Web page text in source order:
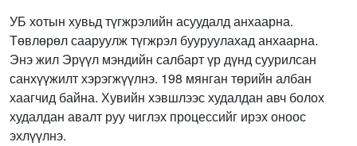
УБ хотын хувьд түгжрэлийн асуудалд анхаарна.
Төвлөрөл сааруулж түгжрэл бууруулахад анхаарна.
Энэ жил Эрүүл мэндийн салбарт үр дүнд суурилсан
санхүүжилт хэрэгжүүлнэ. 198 мянган төрийн албан
хаагчид байна. Хувийн хэвшлээс худалдан авч болох
худалдан авалт руу чиглэх процессийг ирэх оноос
эхлүүлнэ.